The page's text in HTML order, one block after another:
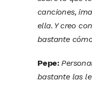
canciones,
ella. Y creo
bastante
Pepe:
bastante las